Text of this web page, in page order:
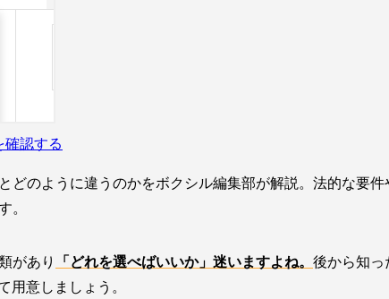
確認する
どのように違うのかをボクシル編集部が解説。法的な要
。
があり 「どれを選べばいいか」迷いますよね。 後から知っ
用意しましょう。